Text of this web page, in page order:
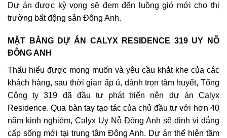
Dự án được kỳ vọng sẽ đem đến luồng gió mới cho thị
trường bất động sản Đông Anh.
MẶT BẰNG DỰ ÁN CALYX RESIDENCE 319 UY NỖ
ĐÔNG ANH
Thấu hiểu được mong muốn và yêu cầu khắt khe của các
khách hàng, sau thời gian ấp ủ, dành trọn tâm huyết, Tổng
Công ty 319 đã đầu tư phát triển nên dự án Calyx
Residence. Qua bàn tay tạo tác của chủ đầu tư với hơn 40
năm kinh nghiệm, Calyx Uy Nỗ Đông Anh sẽ định vị đẳng
cấp sống mới tại trung tâm Đông Anh. Dự án thể hiện tầm